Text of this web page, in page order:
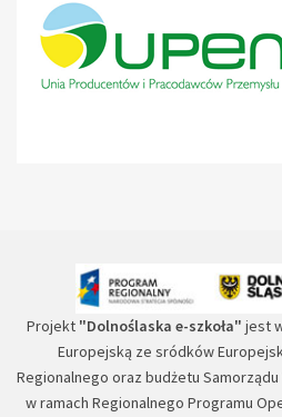
Projekt "Dolnoślaska e-szkoła" jest
Europejską ze sródków
Regionalnego oraz budżetu
w ramach Regionalnego Programu